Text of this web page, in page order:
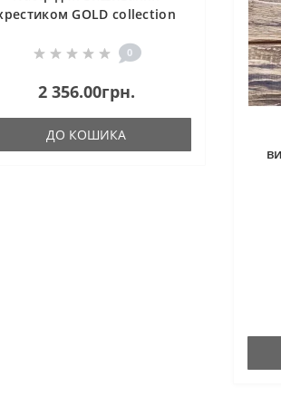
Великдень
Магніти
Календарі
GOLD collection
0
2 356.00грн.
ДО КОШИКА